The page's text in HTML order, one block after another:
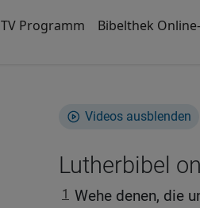
TV Programm Bibelthek
Videos ausblenden
Lutherbibel
1 Wehe denen, die